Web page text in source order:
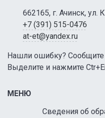
662165, г. Ачинск, ул.
+7 (391) 515-0476
at-et@yandex.ru
Нашли ошибку?
Выделите и нажмите
МЕНЮ
Сведения об